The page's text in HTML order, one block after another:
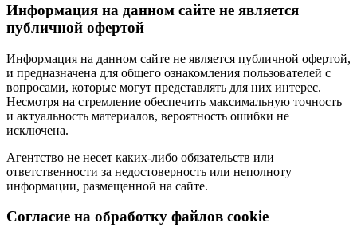
Информация на данном сайте не является
публичной офертой
Информация на данном сайте не является публичной офертой,
и предназначена для общего ознакомления пользователей с
вопросами, которые могут представлять для них интерес.
Несмотря на стремление обеспечить максимальную точность
и актуальность материалов, вероятность ошибки не
исключена.
Агентство не несет каких-либо обязательств или
ответственности за недостоверность или неполноту
информации, размещенной на сайте.
Cогласие на обработку файлов cookie